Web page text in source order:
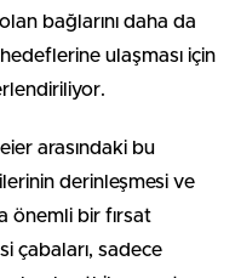
bağlarını daha da
ulaşması için
arasındaki bu
derinleşmesi ve
önemli bir fırsat
çabaları, sadece